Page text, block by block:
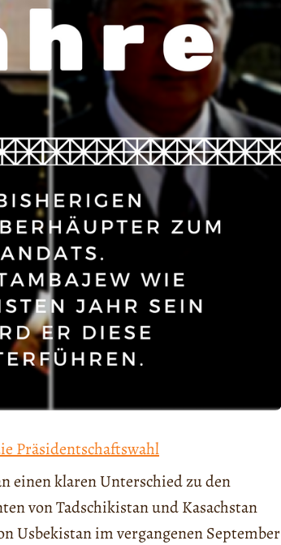
Präsidentschaftswahl
einen klaren Unterschied zu den
von Tadschikistan und Kasachstan
Usbekistan im vergangenen September